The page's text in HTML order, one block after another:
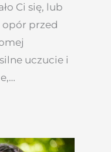
Ci się, lub
przed
uczucie i